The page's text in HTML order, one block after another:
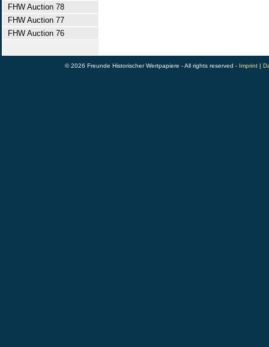
FHW Auction 78
FHW Auction 77
FHW Auction 76
© 2026 Freunde Historischer Wertpapiere - All rights reserved - Imprint |